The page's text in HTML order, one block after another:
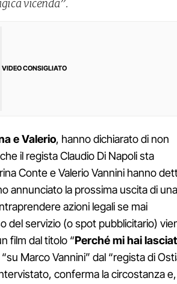
vicenda”.
VIDEO CONSIGLIATO
e Valerio, hanno dichiarato di non
il regista Claudio Di Napoli sta
Conte e Valerio Vannini hanno
annunciato la prossima uscita di una
azioni legali se mai
del servizio (o spot pubblicitario)
film dal titolo “Perché mi hai
Marco Vannini” dal “regista di
conferma la circostanza e,